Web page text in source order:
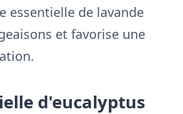
essentielle de lavande
et favorise une
d'eucalyptus